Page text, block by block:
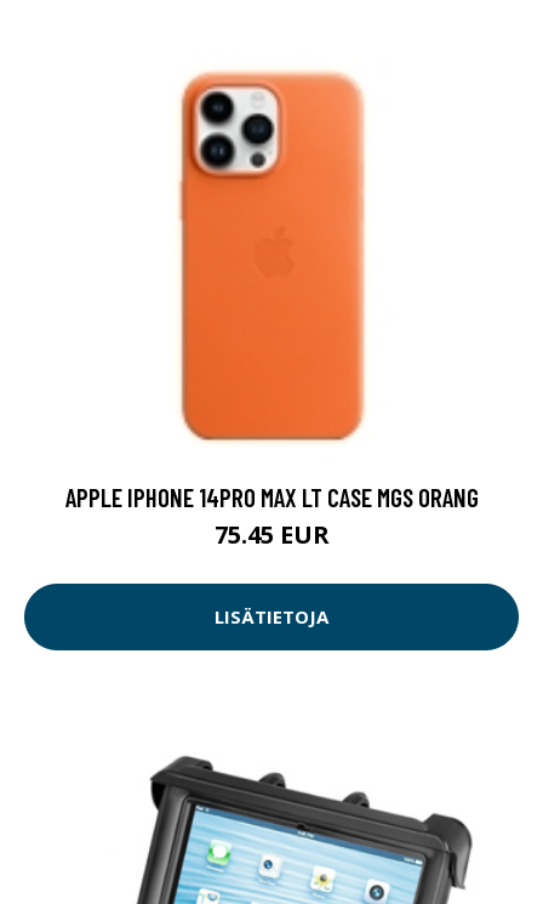
APPLE IPHONE 14PRO MAX LT CASE MGS ORANG
75.45 EUR
LISÄTIETOJA